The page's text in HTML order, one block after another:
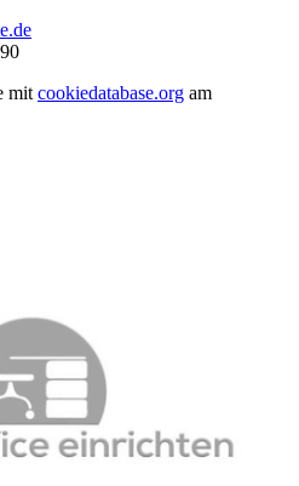
mit cookiedatabase.org am